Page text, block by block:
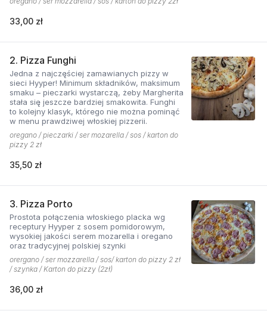
33,00 zł
2. Pizza Funghi
Jedna z najczęściej zamawianych pizzy w
sieci Hyyper! Minimum składników, maksimum
smaku – pieczarki wystarczą, żeby Margherita
stała się jeszcze bardziej smakowita. Funghi
to kolejny klasyk, którego nie można pominąć
w menu prawdziwej włoskiej pizzerii.
oregano / pieczarki / ser mozarella / sos / karton do
pizzy 2 zł
35,50 zł
3. Pizza Porto
Prostota połączenia włoskiego placka wg
receptury Hyyper z sosem pomidorowym,
wysokiej jakości serem mozarella i oregano
oraz tradycyjnej polskiej szynki
orergano / ser mozzarella / sos/ karton do pizzy 2 zł
/ szynka / Karton do pizzy (2zł)
36,00 zł